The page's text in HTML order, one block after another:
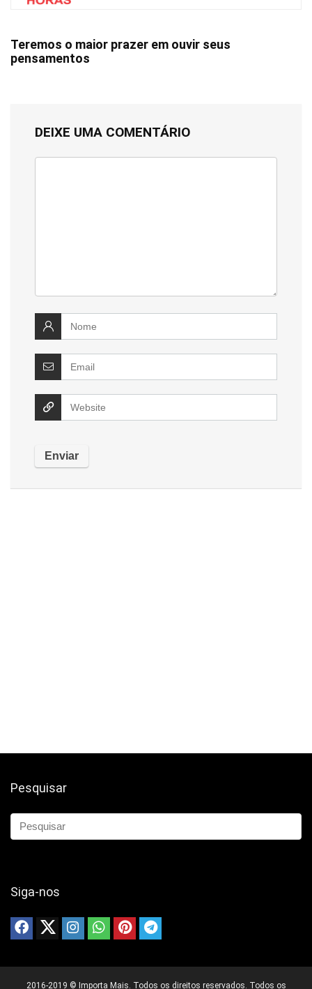
Teremos o maior prazer em ouvir seus
pensamentos
DEIXE UMA COMENTÁRIO
Pesquisar
Siga-nos
2016-2019 © Importa Mais. Todos os direitos reservados. Todos os